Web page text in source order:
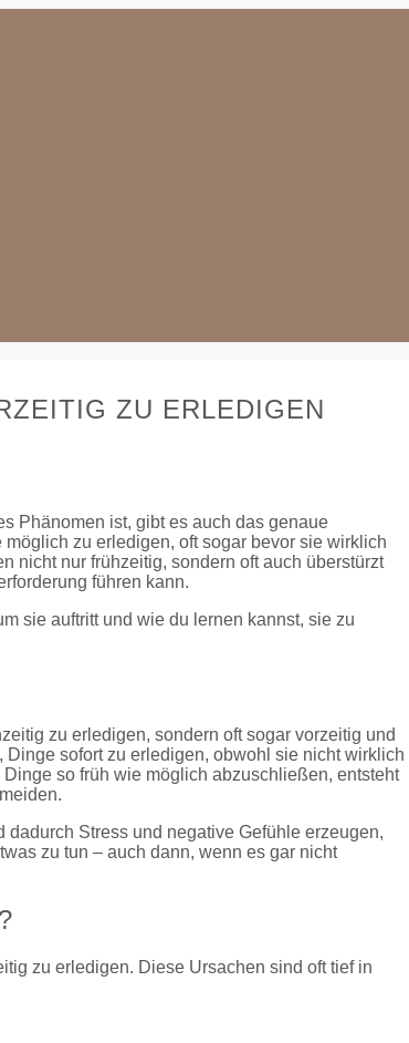
ZU ERLEDIGEN
Phänomen ist, gibt es auch das genaue
zu erledigen, oft sogar bevor sie wirklich
nicht nur frühzeitig, sondern oft auch überstürzt
führen kann.
sie auftritt und wie du lernen kannst, sie zu
zu erledigen, sondern oft sogar vorzeitig und
Dinge sofort zu erledigen, obwohl sie nicht wirklich
so früh wie möglich abzuschließen, entsteht
dadurch Stress und negative Gefühle erzeugen,
zu tun – auch dann, wenn es gar nicht
zu erledigen. Diese Ursachen sind oft tief in